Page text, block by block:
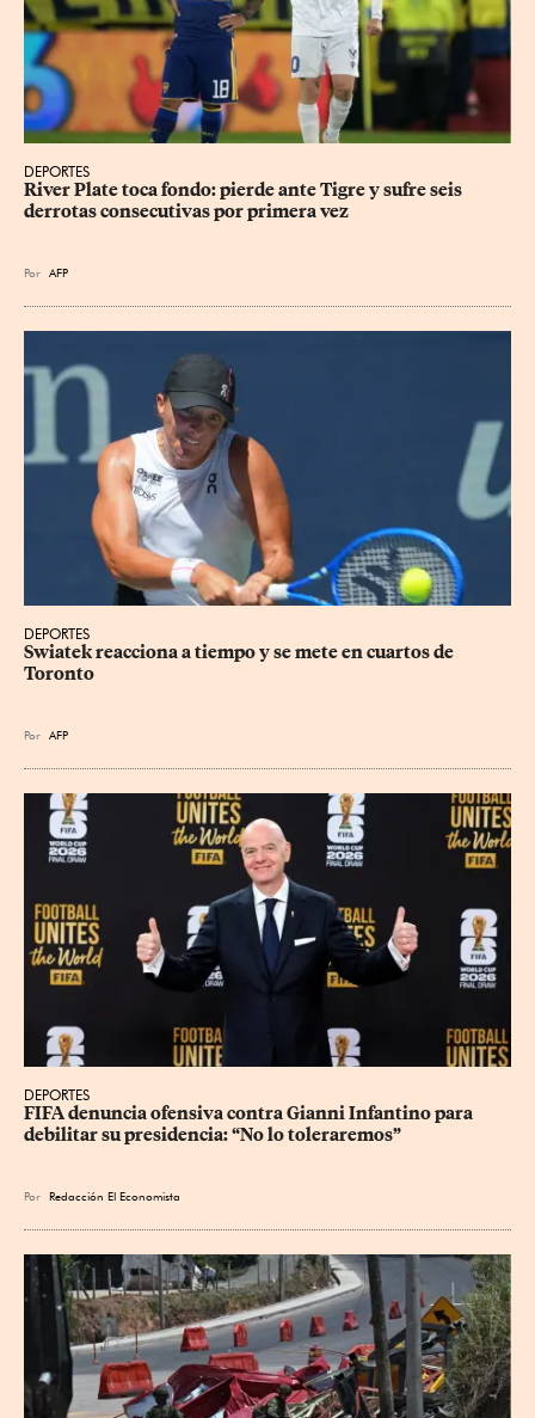
DEPORTES
River Plate toca fondo: pierde ante Tigre y sufre seis
derrotas consecutivas por primera vez
Por AFP
DEPORTES
Swiatek reacciona a tiempo y se mete en cuartos de
Toronto
Por AFP
DEPORTES
FIFA denuncia ofensiva contra Gianni Infantino para
debilitar su presidencia: “No lo toleraremos”
Por Redacción El Economista